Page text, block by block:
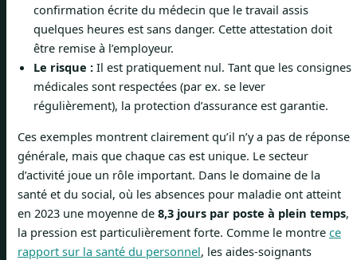
confirmation écrite du médecin que le travail assis
quelques heures est sans danger. Cette attestation doit
être remise à l’employeur.
Le risque : Il est pratiquement nul. Tant que les consignes
médicales sont respectées (par ex. se lever
régulièrement), la protection d’assurance est garantie.
Ces exemples montrent clairement qu’il n’y a pas de réponse
générale, mais que chaque cas est unique. Le secteur
d’activité joue un rôle important. Dans le domaine de la
santé et du social, où les absences pour maladie ont atteint
en 2023 une moyenne de 8,3 jours par poste à plein temps,
la pression est particulièrement forte. Comme le montre ce
rapport sur la santé du personnel, les aides-soignants